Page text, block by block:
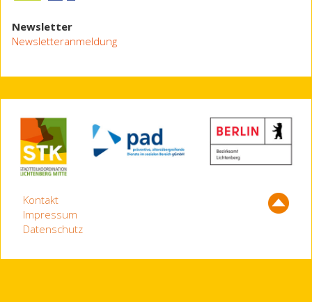
Newsletter
Newsletteranmeldung
Kontakt
Impressum
Datenschutz